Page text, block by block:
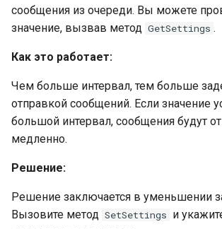
сообщения из очереди. Вы можете
значение, вызвав метод GetSettings .
Как это работает:
Чем больше интервал, тем больше
отправкой сообщений. Если значение
большой интервал, сообщения будут
медленно.
Решение:
Решение заключается в уменьшении
Вызовите метод SetSettings и